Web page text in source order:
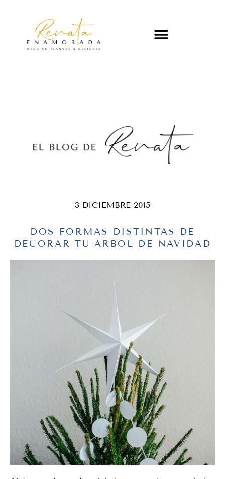
3 DICIEMBRE 2015
DOS FORMAS DISTINTAS DE
DECORAR TU ÁRBOL DE NAVIDAD